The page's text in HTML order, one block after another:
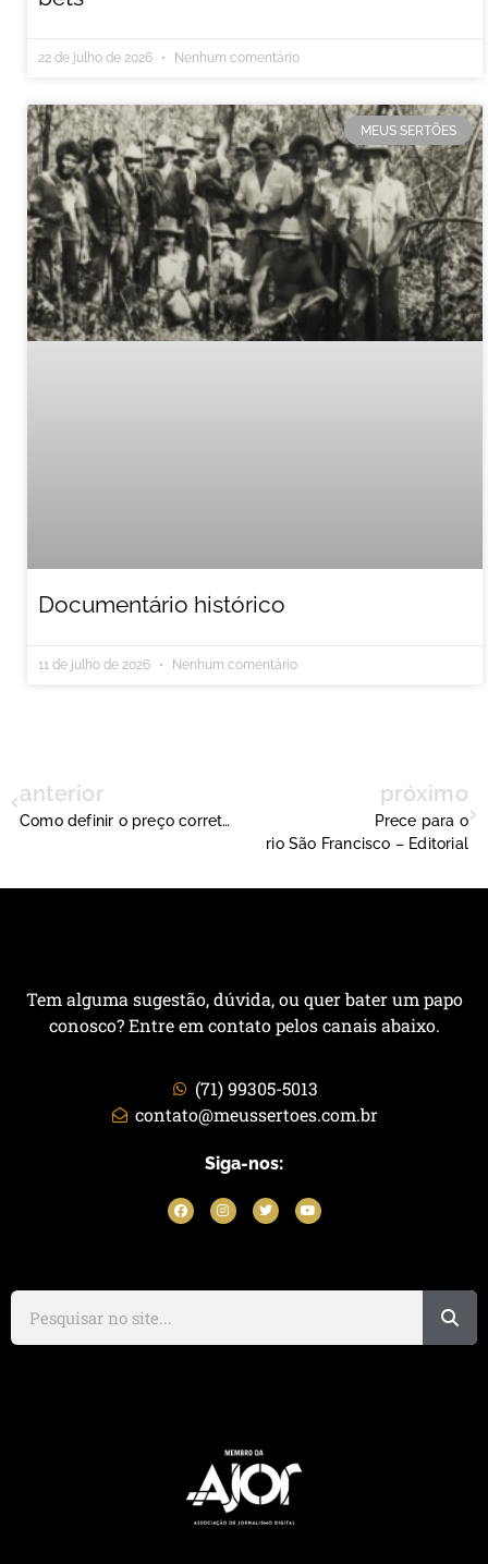
22 de julho de 2026 Nenhum comentário
MEUS SERTÕES
Documentário histórico
11 de julho de 2026 Nenhum comentário
anterior
Como definir o preço correto de uma peça de artesanato?
próximo
Prece para o
rio São Francisco – Editorial
Tem alguma sugestão, dúvida, ou quer bater um papo
conosco? Entre em contato pelos canais abaixo.
(71) 99305-5013
contato@meussertoes.com.br
Siga-nos: